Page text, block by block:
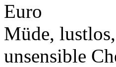
Euro
Müde,
unsensible